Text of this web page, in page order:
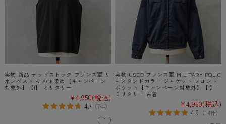
実物 新品 デッドストック フランス軍 リ
ネンベスト BLACK染め【キャンペーン
対象外】【I】 ミリタリー
¥4,950(税込)
4.7（7件）
実物 USED フランス軍 MILITARY POLIC
E スタンドカラー ジャケット フロント
ポケット【キャンペーン対象外】【I】
ミリタリー 古着
¥4,950(税込)
4.9 （14件）